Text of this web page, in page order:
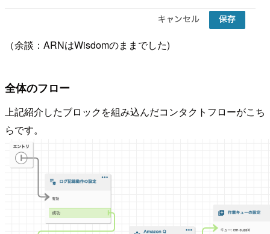
（余談：ARNはWisdomのままでした)
全体のフロー
上記紹介したブロックを組み込んだコンタクトフローがこち
らです。